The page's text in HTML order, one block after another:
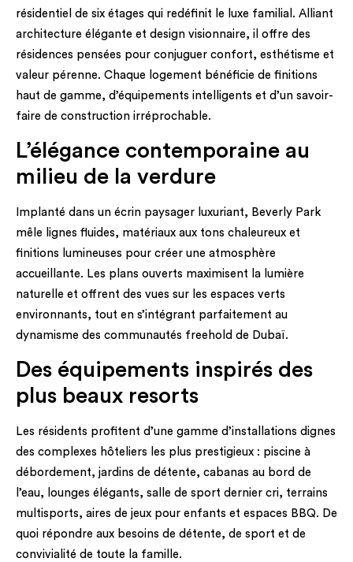
résidentiel de six étages qui redéfinit le luxe familial. Alliant
architecture élégante et design visionnaire, il offre des
résidences pensées pour conjuguer confort, esthétisme et
valeur pérenne. Chaque logement bénéficie de finitions
haut de gamme, d’équipements intelligents et d’un savoir-
faire de construction irréprochable.
L’élégance contemporaine au
milieu de la verdure
Implanté dans un écrin paysager luxuriant, Beverly Park
mêle lignes fluides, matériaux aux tons chaleureux et
finitions lumineuses pour créer une atmosphère
accueillante. Les plans ouverts maximisent la lumière
naturelle et offrent des vues sur les espaces verts
environnants, tout en s’intégrant parfaitement au
dynamisme des communautés freehold de Dubaï.
Des équipements inspirés des
plus beaux resorts
Les résidents profitent d’une gamme d’installations dignes
des complexes hôteliers les plus prestigieux : piscine à
débordement, jardins de détente, cabanas au bord de
l’eau, lounges élégants, salle de sport dernier cri, terrains
multisports, aires de jeux pour enfants et espaces BBQ. De
quoi répondre aux besoins de détente, de sport et de
convivialité de toute la famille.